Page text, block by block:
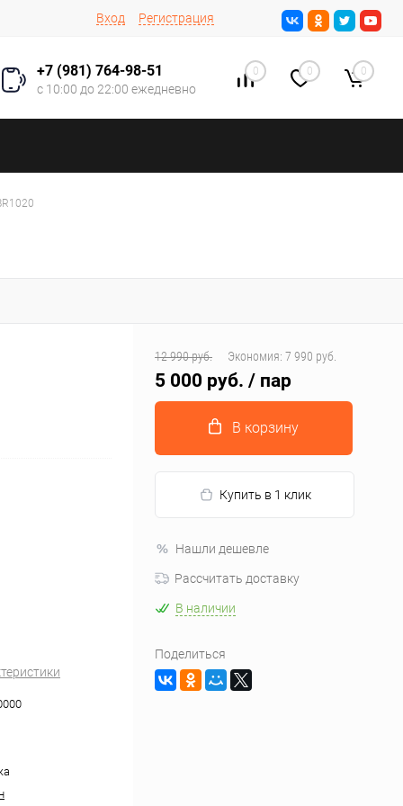
Вход Регистрация
+7 (981) 764-98-51
с 10:00 до 22:00 ежедневно
0 0 0
12 990 руб. Экономия: 7 990 руб.
5 000 руб. / пар
В корзину
Купить в 1 клик
Нашли дешевле
Рассчитать доставку
В наличии
Поделиться